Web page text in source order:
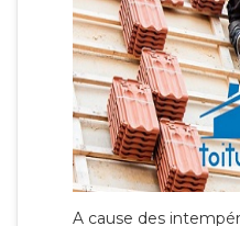
A cause des